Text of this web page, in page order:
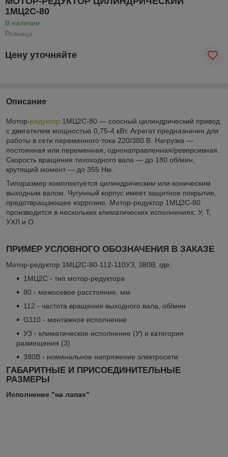
1МЦ2С-80
В наличии
Розница
Цену уточняйте
Описание
Мотор-редуктор 1МЦ2С-80 — соосный цилиндрический привод
с двигателем мощностью 0,75-4 кВт. Агрегат предназначен для
работы в сети переменного тока 220/380 В. Нагрузка —
постоянная или переменная, однонаправленная/реверсивная.
Скорость вращения тихоходного вала — до 180 об/мин,
крутящий момент — до 355 Нм.
Типоразмер комплектуется цилиндрическим или коническим
выходным валом. Чугунный корпус имеет защитное покрытие,
предотвращающее коррозию. Мотор-редуктор 1МЦ2С-80
производится в нескольких климатических исполнениях: У, Т,
УХЛ и О.
ПРИМЕР УСЛОВНОГО ОБОЗНАЧЕНИЯ В ЗАКАЗЕ
Мотор-редуктор 1МЦ2С-80-112-110УЗ, 380В, где:
1МЦ2С - тип мотор-редуктора
80 - межосевое расстояние, мм
112 - частота вращения выходного вала, об/мин
G110 - монтажное исполнение
У3 - климатическое исполнение (У) и категория
размещения (3)
380В - номинальное напряжение электросети
ГАБАРИТНЫЕ И ПРИСОЕДИНИТЕЛЬНЫЕ
РАЗМЕРЫ
Исполнение "на лапах"